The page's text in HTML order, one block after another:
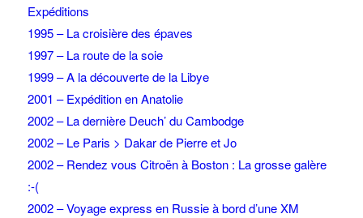
Expéditions
1995 – La croisière des épaves
1997 – La route de la soie
1999 – A la découverte de la Libye
2001 – Expédition en Anatolie
2002 – La dernière Deuch’ du Cambodge
2002 – Le Paris > Dakar de Pierre et Jo
2002 – Rendez vous Citroën à Boston : La grosse galère
:-(
2002 – Voyage express en Russie à bord d’une XM